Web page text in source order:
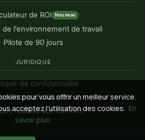
de ROI Nouveau
de l'environnement de travail
Pilote de 90 jours
JURIDIQUE
de confidentialité
d'utilisation
relative aux cookies
pour vous offrir un meilleur service.
acceptez l'utilisation des cookies. En
savoir plus